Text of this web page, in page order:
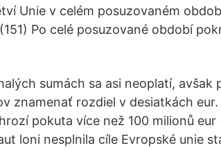
Unie v celém posuzovaném
Po celé posuzované období
sumách sa asi neoplatí, avšak
znamenať rozdiel v desiatkách
pokuta více než 100 milionů
loni nesplnila cíle Evropské unie